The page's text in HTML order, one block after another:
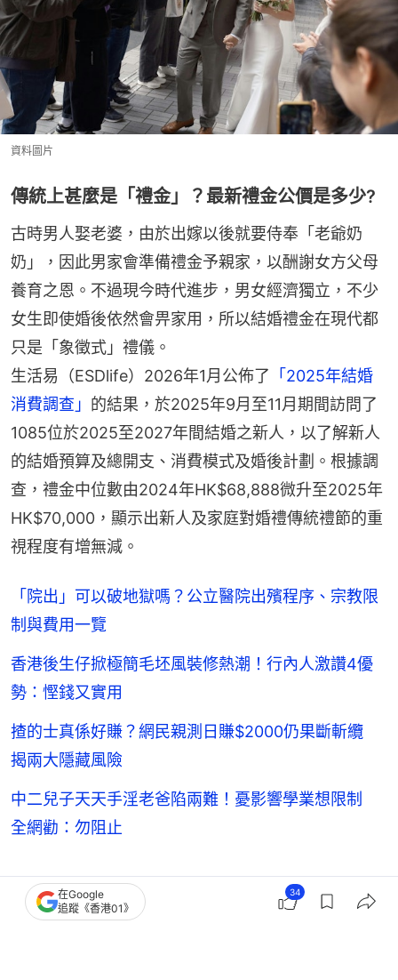
資料圖片
傳統上甚麼是「禮金」？最新禮金公價是多少?
古時男人娶老婆，由於出嫁以後就要侍奉「老爺奶
奶」，因此男家會準備禮金予親家，以酬謝女方父母
養育之恩。不過現今時代進步，男女經濟獨立，不少
女生即使婚後依然會畀家用，所以結婚禮金在現代都
只是「象徵式」禮儀。
生活易（ESDlife）2026年1月公佈了 「2025年結婚
消費調查」 的結果，於2025年9月至11月期間訪問了
1085位於2025至2027年間結婚之新人，以了解新人
的結婚預算及總開支、消費模式及婚後計劃。根據調
查，禮金中位數由2024年HK$68,888微升至2025年
HK$70,000，顯示出新人及家庭對婚禮傳統禮節的重
視程度有增無減。
「院出」可以破地獄嗎？公立醫院出殯程序、宗教限
制與費用一覽
香港後生仔掀極簡毛坯風裝修熱潮！行內人激讚4優
勢：慳錢又實用
揸的士真係好賺？網民親測日賺$2000仍果斷斬纜
揭兩大隱藏風險
中二兒子天天手淫老爸陷兩難！憂影響學業想限制
全網勸：勿阻止
瞬間有共鳴 籌備結婚 Threads 婚禮
在Google
追蹤《香港01》
34